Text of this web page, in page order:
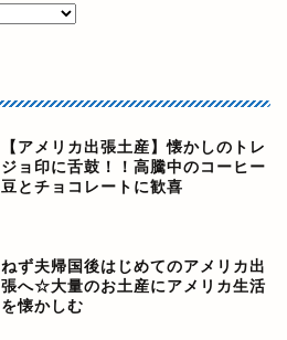
【アメリカ出張土産】懐かしのトレ
ジョ印に舌鼓！！高騰中のコーヒー
豆とチョコレートに歓喜
ねず夫帰国後はじめてのアメリカ出
張へ☆大量のお土産にアメリカ生活
を懐かしむ